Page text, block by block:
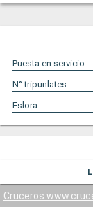
En el este de la
Puesta en servicio:
N° tripunlates:
Eslora:
Cruceros